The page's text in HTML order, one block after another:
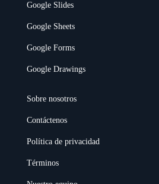
Google Slides
Google Sheets
Google Forms
Google Drawings
Sobre nosotros
Contáctenos
Política de privacidad
Términos